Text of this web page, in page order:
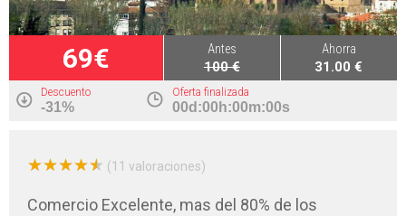
69€ Antes
100 €
Ahorra
31.00 €
Descuento
-31%
Oferta finalizada
00d:00h:00m:00s
★★★★★
★★★★★ (11 valoraciones)
Comercio Excelente, mas del 80% de los